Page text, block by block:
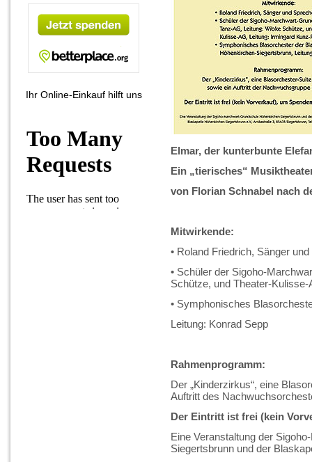
Ihr Online-Einkauf hilft uns
Elmar, der kunterbunte
Ein „tierisches“
von Florian Schnabel nach
Mitwirkende:
• Roland Friedrich, Sänger
• Schüler der Sigoho-
Schütze, und Theater-
• Symphonisches
Leitung: Konrad Sepp
Rahmenprogramm:
Der „Kinderzirkus“, eine
Auftritt des
Der Eintritt ist frei (kein
Eine Veranstaltung der
Siegertsbrunn und der